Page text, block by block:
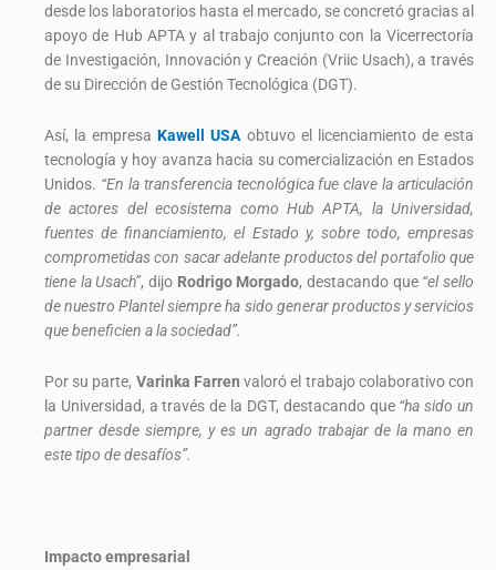
desde los laboratorios hasta el mercado, se concretó gracias al
apoyo de Hub APTA y al trabajo conjunto con la Vicerrectoría
de Investigación, Innovación y Creación (Vriic Usach), a través
de su Dirección de Gestión Tecnológica (DGT).
Así, la empresaKawell USA obtuvo el licenciamiento de esta
tecnología y hoy avanza hacia su comercialización en Estados
Unidos. “En la transferencia tecnológica fue clave la articulación
de actores del ecosistema como Hub APTA, la Universidad,
fuentes de financiamiento, el Estado y, sobre todo, empresas
comprometidas con sacar adelante productos del portafolio que
tiene la Usach”, dijo Rodrigo Morgado, destacando que “el sello
de nuestro Plantel siempre ha sido generar productos y servicios
que beneficien a la sociedad”.
Por su parte, Varinka Farren valoró el trabajo colaborativo con
la Universidad, a través de la DGT, destacando que “ha sido un
partner desde siempre, y es un agrado trabajar de la mano en
este tipo de desafíos”.
Impacto empresarial